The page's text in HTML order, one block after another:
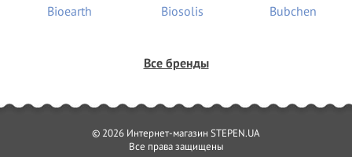
Все бренды
© 2026 Интернет-магазин STEPEN.UA
Все права защищены